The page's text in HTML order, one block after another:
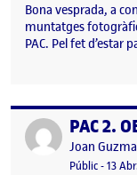
Bona vesprada, a
muntatges
PAC. Pel fet d’estar
Publicat perPAC 2.
Publicat per
Joan
Visibilitat:
Públic-Data
13